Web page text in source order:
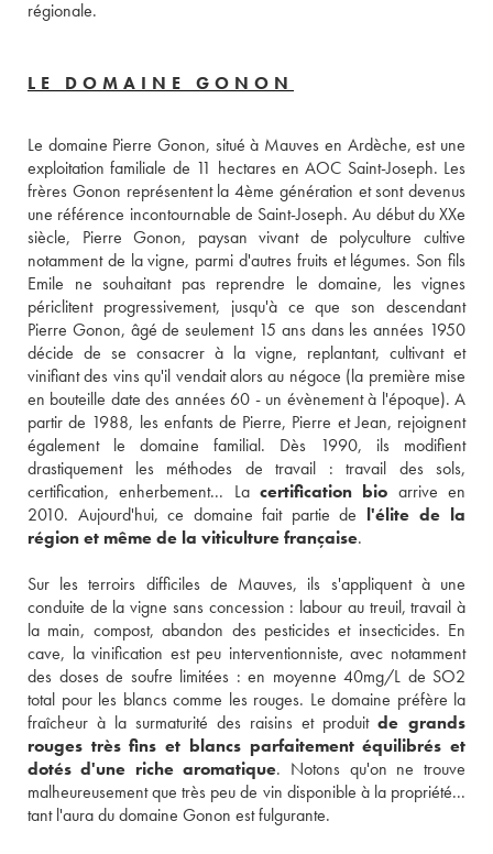
LE DOMAINE GONON
Le domaine Pierre Gonon, situé à Mauves en Ardèche, est une
exploitation familiale de 11 hectares en AOC Saint-Joseph. Les
frères Gonon représentent la 4ème génération et sont devenus
une référence incontournable de Saint-Joseph. Au début du XXe
siècle, Pierre Gonon, paysan vivant de polyculture cultive
notamment de la vigne, parmi d'autres fruits et légumes. Son fils
Emile ne souhaitant pas reprendre le domaine, les vignes
périclitent progressivement, jusqu'à ce que son descendant
Pierre Gonon, âgé de seulement 15 ans dans les années 1950
décide de se consacrer à la vigne, replantant, cultivant et
vinifiant des vins qu'il vendait alors au négoce (la première mise
en bouteille date des années 60 - un évènement à l'époque). A
partir de 1988, les enfants de Pierre, Pierre et Jean, rejoignent
également le domaine familial. Dès 1990, ils modifient
drastiquement les méthodes de travail : travail des sols,
certification, enherbement... La certification bio arrive en
2010. Aujourd'hui, ce domaine fait partie de l'élite de la
région et même de la viticulture française.
Sur les terroirs difficiles de Mauves, ils s'appliquent à une
conduite de la vigne sans concession : labour au treuil, travail à
la main, compost, abandon des pesticides et insecticides. En
cave, la vinification est peu interventionniste, avec notamment
des doses de soufre limitées : en moyenne 40mg/L de SO2
total pour les blancs comme les rouges. Le domaine préfère la
fraîcheur à la surmaturité des raisins et produit de grands
rouges très fins et blancs parfaitement équilibrés et
dotés d'une riche aromatique. Notons qu'on ne trouve
malheureusement que très peu de vin disponible à la propriété...
tant l'aura du domaine Gonon est fulgurante.